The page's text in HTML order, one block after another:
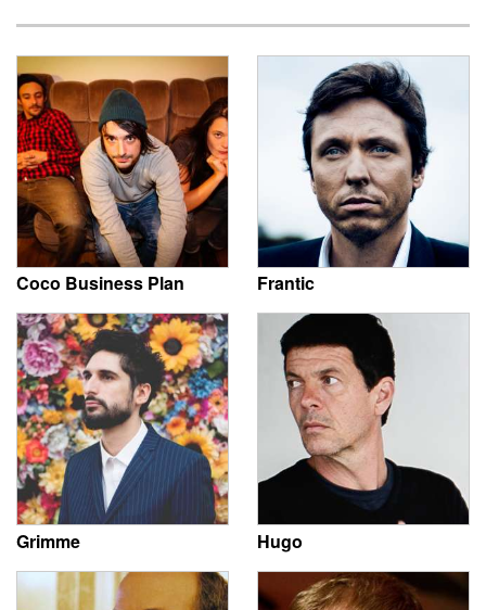
Coco Business Plan Frantic
Grimme Hugo